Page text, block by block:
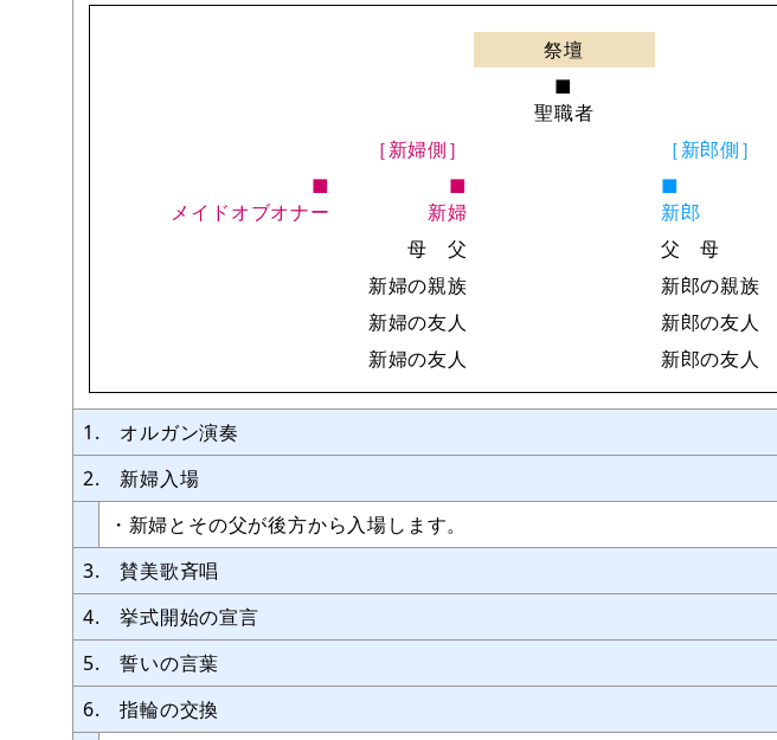
祭壇
■
聖職者
［新婦側］
［新郎側］
■
メイドオブオナー
■
新婦
■
新郎
母 父
父 母
新婦の親族
新郎の親族
新婦の友人
新郎の友人
新婦の友人
新郎の友人
1. オルガン演奏
2. 新婦入場
・新婦とその父が後方から入場します。
3. 賛美歌斉唱
4. 挙式開始の宣言
5. 誓いの言葉
6. 指輪の交換